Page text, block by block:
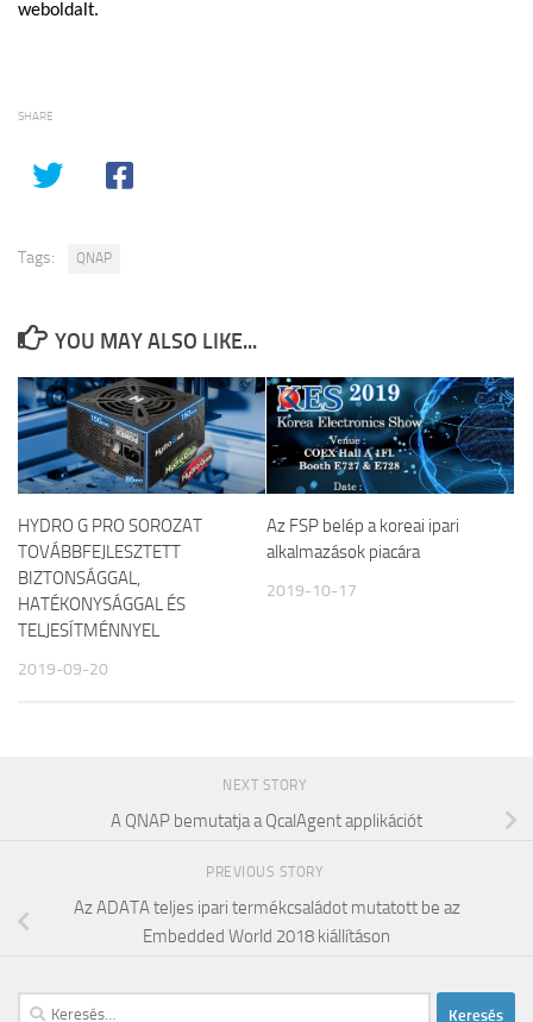
weboldalt.
SHARE
Tags: QNAP
YOU MAY ALSO LIKE...
HYDRO G PRO SOROZAT
TOVÁBBFEJLESZTETT
BIZTONSÁGGAL,
HATÉKONYSÁGGAL ÉS
TELJESÍTMÉNNYEL
2019-09-20
Az FSP belép a koreai ipari
alkalmazások piacára
2019-10-17
NEXT STORY
A QNAP bemutatja a QcalAgent applikációt
PREVIOUS STORY
Az ADATA teljes ipari termékcsaládot mutatott be az
Embedded World 2018 kiállításon
Keresés: